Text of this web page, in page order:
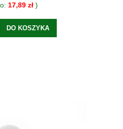
17,89 zł)
DO KOSZYKA